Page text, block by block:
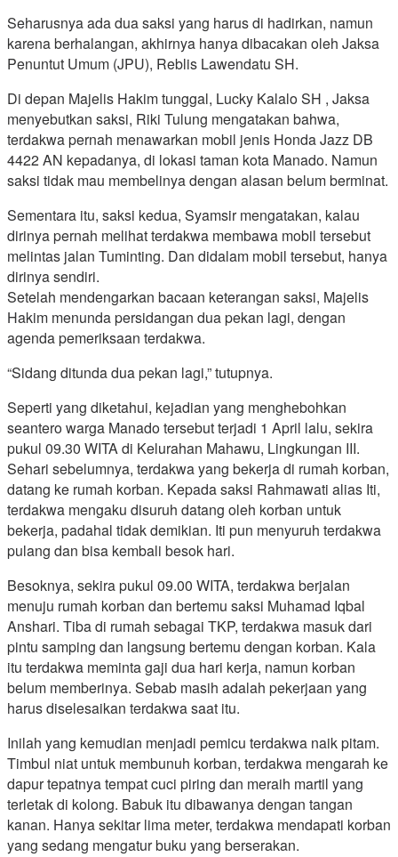
Seharusnya ada dua saksi yang harus di hadirkan, namun
karena berhalangan, akhirnya hanya dibacakan oleh Jaksa
Penuntut Umum (JPU), Reblis Lawendatu SH.
Di depan Majelis Hakim tunggal, Lucky Kalalo SH , Jaksa
menyebutkan saksi, Riki Tulung mengatakan bahwa,
terdakwa pernah menawarkan mobil jenis Honda Jazz DB
4422 AN kepadanya, di lokasi taman kota Manado. Namun
saksi tidak mau membelinya dengan alasan belum berminat.
Sementara itu, saksi kedua, Syamsir mengatakan, kalau
dirinya pernah melihat terdakwa membawa mobil tersebut
melintas jalan Tuminting. Dan didalam mobil tersebut, hanya
dirinya sendiri.
Setelah mendengarkan bacaan keterangan saksi, Majelis
Hakim menunda persidangan dua pekan lagi, dengan
agenda pemeriksaan terdakwa.
“Sidang ditunda dua pekan lagi,” tutupnya.
Seperti yang diketahui, kejadian yang menghebohkan
seantero warga Manado tersebut terjadi 1 April lalu, sekira
pukul 09.30 WITA di Kelurahan Mahawu, Lingkungan III.
Sehari sebelumnya, terdakwa yang bekerja di rumah korban,
datang ke rumah korban. Kepada saksi Rahmawati alias Iti,
terdakwa mengaku disuruh datang oleh korban untuk
bekerja, padahal tidak demikian. Iti pun menyuruh terdakwa
pulang dan bisa kembali besok hari.
Besoknya, sekira pukul 09.00 WITA, terdakwa berjalan
menuju rumah korban dan bertemu saksi Muhamad Iqbal
Anshari. Tiba di rumah sebagai TKP, terdakwa masuk dari
pintu samping dan langsung bertemu dengan korban. Kala
itu terdakwa meminta gaji dua hari kerja, namun korban
belum memberinya. Sebab masih adalah pekerjaan yang
harus diselesaikan terdakwa saat itu.
Inilah yang kemudian menjadi pemicu terdakwa naik pitam.
Timbul niat untuk membunuh korban, terdakwa mengarah ke
dapur tepatnya tempat cuci piring dan meraih martil yang
terletak di kolong. Babuk itu dibawanya dengan tangan
kanan. Hanya sekitar lima meter, terdakwa mendapati korban
yang sedang mengatur buku yang berserakan.